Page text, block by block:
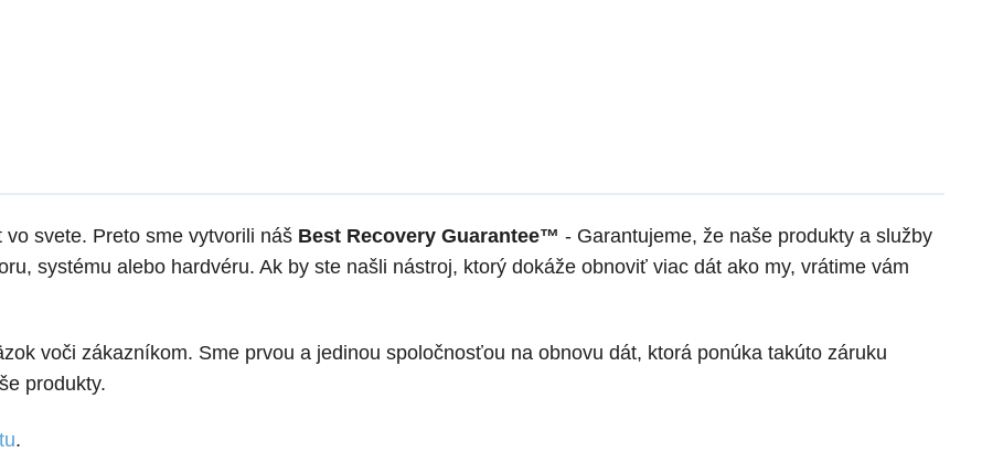
svete. Preto sme vytvorili náš Best Recovery Guarantee™ - Garantujeme, že naše produkty a služby
systému alebo hardvéru. Ak by ste našli nástroj, ktorý dokáže obnoviť viac dát ako my, vrátime vám
voči zákazníkom. Sme prvou a jedinou spoločnosťou na obnovu dát, ktorá ponúka takúto záruku
produkty.
tu.